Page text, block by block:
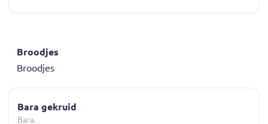
Broodjes
Broodjes
Bara gekruid
Bara.